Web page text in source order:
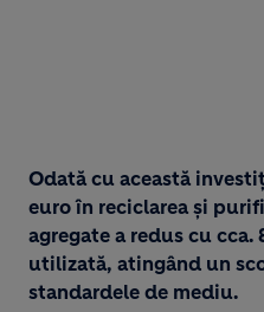
Odată cu această
euro în reciclarea și
agregate a redus cu cca.
utilizată, atingând un
standardele de mediu.